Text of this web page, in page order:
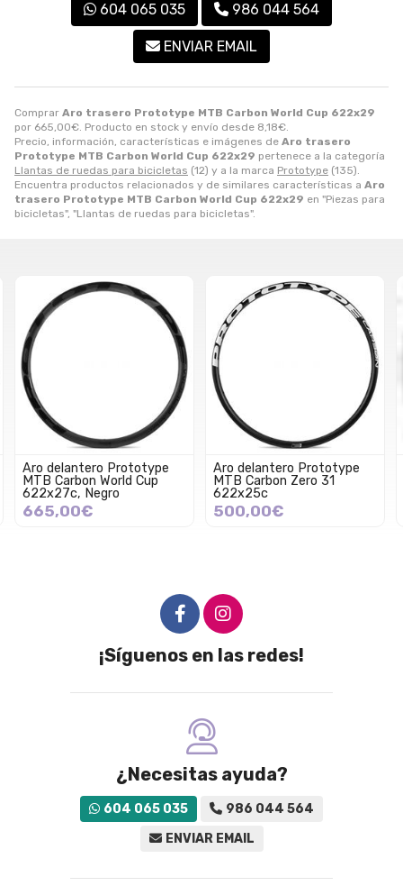
Comprar Aro trasero Prototype MTB Carbon World Cup 622x29
por 665,00€. Producto en stock y envío desde 8,18€.
Precio, información, características e imágenes de Aro trasero
Prototype MTB Carbon World Cup 622x29 pertenece a la categoría
Llantas de ruedas para bicicletas (12) y a la marca Prototype (135).
Encuentra productos relacionados y de similares características a Aro
trasero Prototype MTB Carbon World Cup 622x29 en "Piezas para
bicicletas", "Llantas de ruedas para bicicletas".
604 065 035 986 044 564
ENVIAR EMAIL
Aro delantero Prototype
MTB Carbon Zero 31
622x25c
500,00€
Aro trasero Prototype E-
MTB/AM Flash AL 36
27.5"
175,00€
¡Síguenos en las redes!
¿Necesitas ayuda?
604 065 035
986 044 564
ENVIAR EMAIL